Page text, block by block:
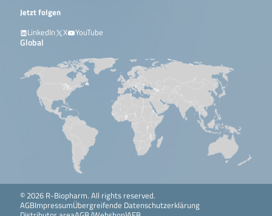
Jetzt folgen
LinkedIn
X YouTube
Global
© 2026 R-Biopharm. All rights reserved.
AGBImpressumÜbergreifende Datenschutzerklärung